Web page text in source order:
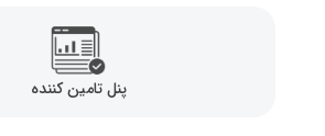
پنل تامین کننده